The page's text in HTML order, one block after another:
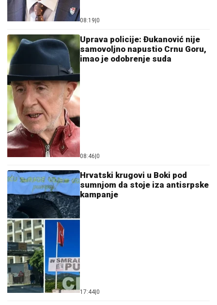
08:19|0
Uprava policije: Đukanović nije
samovoljno napustio Crnu Goru,
imao je odobrenje suda
08:46|0
Hrvatski krugovi u Boki pod
sumnjom da stoje iza antisrpske
kampanje
17:44|0